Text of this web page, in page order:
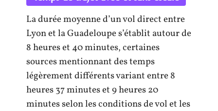
La durée moyenne d’un vol direct entre
Lyon et la Guadeloupe s’établit autour de
8 heures et 40 minutes, certaines
sources mentionnant des temps
légèrement différents variant entre 8
heures 37 minutes et 9 heures 20
minutes selon les conditions de vol et les